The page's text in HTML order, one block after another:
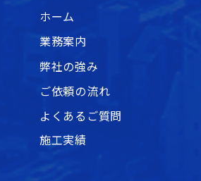
ホーム
業務案内
弊社の強み
ご依頼の流れ
よくあるご質問
施工実績